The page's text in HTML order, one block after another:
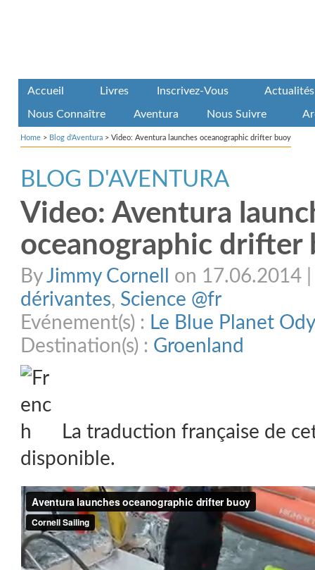
Accueil Livres Inscrivez-Vous Actualités
Nous Connaître Aventura Nous Suivre
Home > Blog d'Aventura > Video: Aventura launches oceanographic drifter buoy
BLOG D'AVENTURA
Video: Aventura
oceanographic drifter
ByJimmy Cornell
on 17.06.2014 |
dérivantes, Science @fr
Evénement(s) : Le Blue Planet
Destination(s) : Groenland
La traduction française de
disponible.